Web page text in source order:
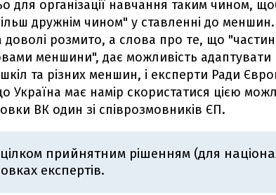
для організації навчання таким чином,
дружнім чином" у ставленні до меншин.
розмито, а слова про те, що
меншини", дає можливість адаптувати
та різних меншин, і експерти Ради
Україна має намір скористатися цією
ВК один зі співрозмовників ЄП.
прийнятним рішенням (для
експертів.